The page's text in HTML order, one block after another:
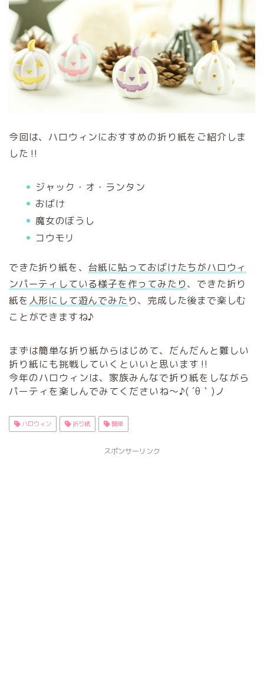
今回は、ハロウィンにおすすめの折り紙をご紹介しま
した‼︎
ジャック・オ・ランタン
おばけ
魔女のぼうし
コウモリ
できた折り紙を、 台紙に貼っておばけたちがハロウィ
ンパーティしている様子を作ってみたり、できた折り
紙を 人形にして遊んでみた り、完成した後まで楽しむ
ことができますね♪
まずは簡単な折り紙からはじめて、だんだんと難しい
折り紙にも挑戦していくといいと思います‼︎
今年のハロウィンは、家族みんなで折り紙をしながら
パーティを楽しんでみてくださいね〜♪( ´θ｀)ノ
ハロウィン 折り紙 簡単
スポンサーリンク